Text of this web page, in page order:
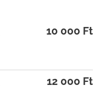
10 000 Ft
12 000 Ft